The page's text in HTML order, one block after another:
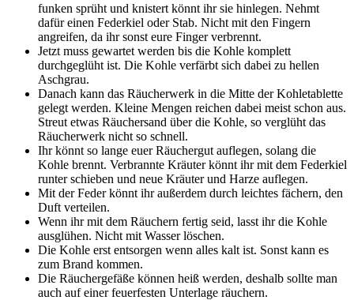
funken sprüht und knistert könnt ihr sie hinlegen. Nehmt
dafür einen Federkiel oder Stab. Nicht mit den Fingern
angreifen, da ihr sonst eure Finger verbrennt.
Jetzt muss gewartet werden bis die Kohle komplett
durchgeglüht ist. Die Kohle verfärbt sich dabei zu hellen
Aschgrau.
Danach kann das Räucherwerk in die Mitte der Kohletablette
gelegt werden. Kleine Mengen reichen dabei meist schon aus.
Streut etwas Räuchersand über die Kohle, so verglüht das
Räucherwerk nicht so schnell.
Ihr könnt so lange euer Räuchergut auflegen, solang die
Kohle brennt. Verbrannte Kräuter könnt ihr mit dem Federkiel
runter schieben und neue Kräuter und Harze auflegen.
Mit der Feder könnt ihr außerdem durch leichtes fächern, den
Duft verteilen.
Wenn ihr mit dem Räuchern fertig seid, lasst ihr die Kohle
ausglühen. Nicht mit Wasser löschen.
Die Kohle erst entsorgen wenn alles kalt ist. Sonst kann es
zum Brand kommen.
Die Räuchergefäße können heiß werden, deshalb sollte man
auch auf einer feuerfesten Unterlage räuchern.